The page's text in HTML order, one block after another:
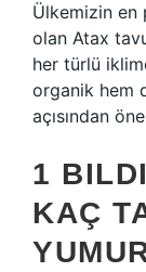
Ülkemizin en
olan Atax
her türlü
organik hem
açısından
1
KAÇ